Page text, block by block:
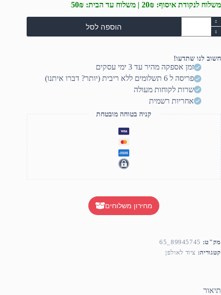
משלוח לנקודת איסוף: 20₪ | משלוח עד הבית: 50₪
כמות
של
סטנד
הוספה לסל
חשוב לנו שתדעו!
זמן אספקה מהיר עד 3 ימי עסקים
פריסה ל 6 תשלומים ללא ריבית (יותר? דברו איתנו)
שרות לקוחות מעולה
אחריות רשמית
קניה בטוחה מובטחת
מחירון משלוחים
מק"ט: 89945745_65
קטגוריה: ציוד לאולפן
תיאור